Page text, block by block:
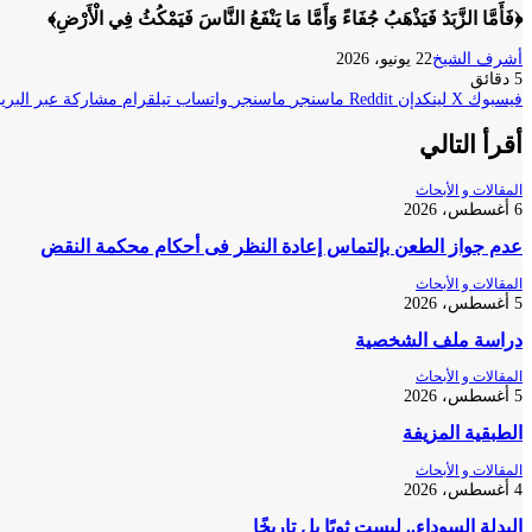
﴿فَأَمَّا الزَّبَدُ فَيَذْهَبُ جُفَاءً وَأَمَّا مَا يَنْفَعُ النَّاسَ فَيَمْكُثُ فِي الْأَرْضِ﴾
أشرف الشيخ22 يونيو، 2026
5 دقائق
فيسبوك ‫X لينكدإن ماسنجر ماسنجر واتساب تيلقرام مشاركة عبر
أقرأ التالي
المقالات و الأبحاث
6 أغسطس، 2026
عدم جواز الطعن بإلتماس إعادة النظر فى أحكام محكمة النقض
المقالات و الأبحاث
5 أغسطس، 2026
دراسة ملف الشخصية
المقالات و الأبحاث
5 أغسطس، 2026
الطبقية المزيفة
المقالات و الأبحاث
4 أغسطس، 2026
البدلة السوداء.. ليست ثوبًا بل تاريخًا